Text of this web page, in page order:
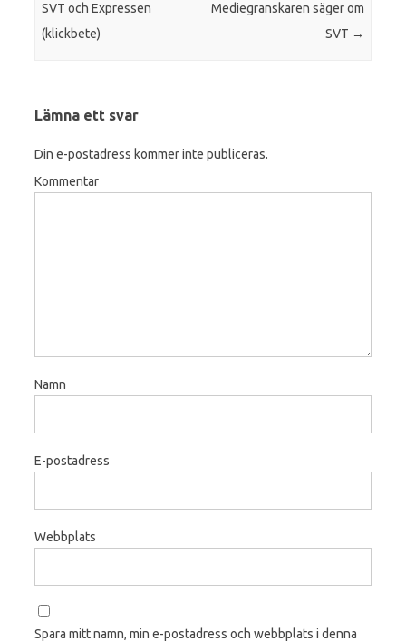
SVT och Expressen
(klickbete)
Mediegranskaren säger om
SVT →
Lämna ett svar
Din e-postadress kommer inte publiceras.
Kommentar
Namn
E-postadress
Webbplats
Spara mitt namn, min e-postadress och webbplats i denna